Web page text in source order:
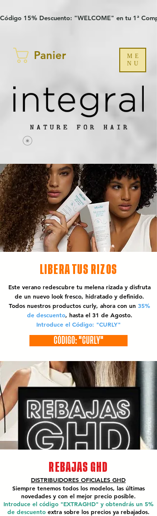
Código 15% Descuento: "WELCOME" en tu 1ª
Panier
ME
NU
LIBERA TUS RIZOS
Este verano redescubre tu melena rizada y disfruta
de un nuevo look fresco, hidratado y definido.
Todos nuestros productos curly, ahora con un 35%
de descuento, hasta el 31 de Agosto.
Introduce el Código: "CURLY"
CÓDIGO: "CURLY"
REBAJAS GHD
DISTRIBUIDORES OFICIALES GHD
Siempre tenemos todos los modelos, las últimas
novedades y con el mejor precio posible.
Introduce el código "EXTRAGHD" y obtendrás un 5%
de descuento extra sobre los precios ya rebajados.